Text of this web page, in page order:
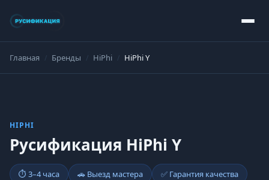
Главная Бренды HiPhi HiPhi Y
HIPHI
Русификация HiPhi Y
⏱ 3–4 часа 🚗 Выезд мастера ✅ Гарантия качества